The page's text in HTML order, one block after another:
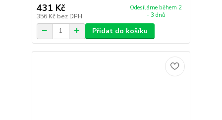
431 Kč
356 Kč bez DPH
Odesíláme během 2
- 3 dnů
Přidat do košíku